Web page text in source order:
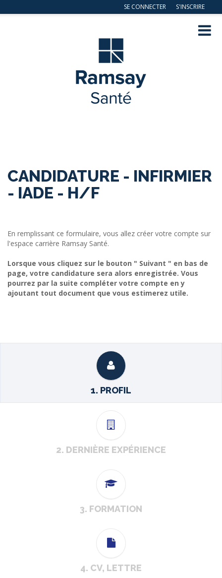
SE CONNECTER S'INSCRIRE
Navig
CANDIDATURE - INFIRMIER
- IADE - H/F
En remplissant ce formulaire, vous allez créer votre compte sur
l'espace carrière Ramsay Santé.
Lorsque vous cliquez sur le bouton " Suivant " en bas de
page, votre candidature sera alors enregistrée. Vous
pourrez par la suite compléter votre compte en y
ajoutant tout document que vous estimerez utile.
1. PROFIL
2. DERNIÈRE EXPÉRIENCE
3. FORMATION
4. CV, LETTRE